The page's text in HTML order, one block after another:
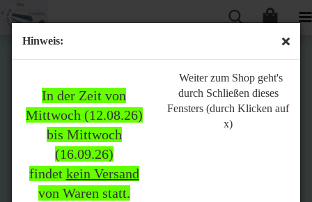
Hinweis:
In der Zeit von
Mittwoch (12.08.26)
bis Mittwoch
(16.09.26)
findet kein Versand
von Waren statt.
Weiter zum Shop geht's
durch Schließen dieses
Fensters (durch Klicken auf
x)
Bitte
beachten:
In der Zeit von Mittwoch
(12.08.26) bis Mittwoch
(16.09.26)